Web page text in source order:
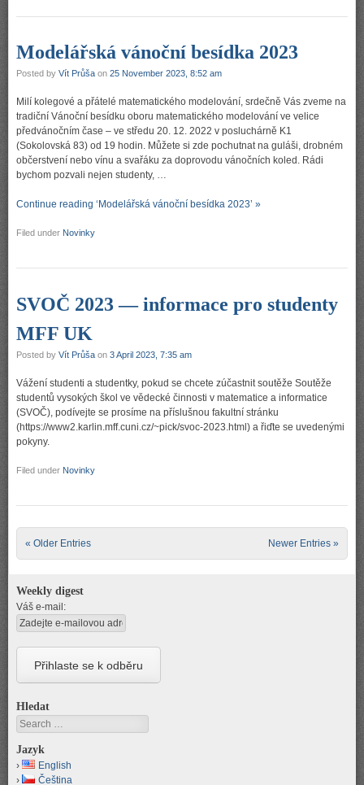
Modelářská vánoční besídka 2023
Posted by Vít Průša on 25 November 2023, 8:52 am
Milí kolegové a přátelé matematického modelování, srdečně Vás zveme na
tradiční Vánoční besídku oboru matematického modelování ve velice
předvánočním čase – ve středu 20. 12. 2022 v posluchárně K1
(Sokolovská 83) od 19 hodin. Můžete si zde pochutnat na guláši, drobném
občerstvení nebo vínu a svařáku za doprovodu vánočních koled. Rádi
bychom pozvali nejen studenty, …
Continue reading ‘Modelářská vánoční besídka 2023’ »
Filed under Novinky
SVOČ 2023 — informace pro studenty
MFF UK
Posted by Vít Průša on 3 April 2023, 7:35 am
Vážení studenti a studentky, pokud se chcete zúčastnit soutěže Soutěže
studentů vysokých škol ve vědecké činnosti v matematice a informatice
(SVOČ), podívejte se prosíme na příslušnou fakultní stránku
(https://www2.karlin.mff.cuni.cz/~pick/svoc-2023.html) a řiďte se uvedenými
pokyny.
Filed under Novinky
Post navigation
« Older Entries Newer Entries »
Weekly digest
Váš e-mail:
Hledat
Search
Jazyk
English
Čeština